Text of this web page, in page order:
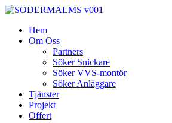
Skip
contentHem
Om Oss
Partners
Söker Snickare
Söker VVS-montör
Söker Anläggare
Tjänster
Projekt
Offert